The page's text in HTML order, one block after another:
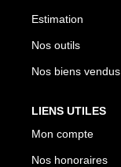
Estimation
Nos outils
Nos biens vendus
LIENS UTILES
Mon compte
Nos honoraires